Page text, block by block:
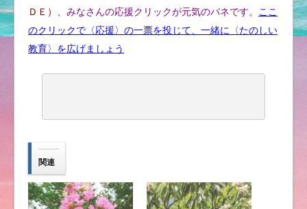
ＤＥ）、 みなさんの応援クリックが元気のバネです。 ここ
のクリックで〈応援〉の一票を投じて、 一緒に〈たのしい
教育〉を広げましょう
関連